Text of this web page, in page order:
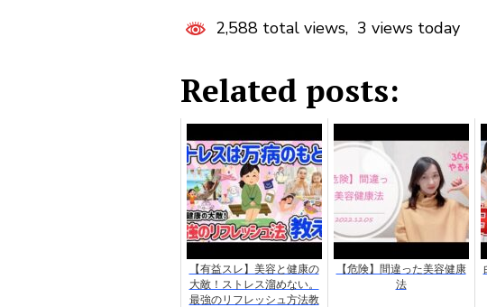
2,588 total views, 3 views today
Related posts:
【有益スレ】美容と健康の
大敵！ストレス溜めない。
最強のリフレッシュ方法教
【危険】間違った美容健康
法